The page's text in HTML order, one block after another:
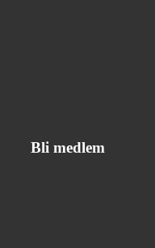
Bli medlem